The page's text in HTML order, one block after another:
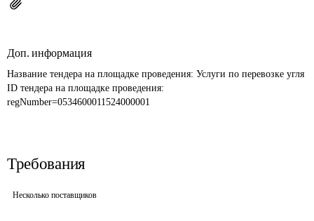
Доп. информация
Название тендера на площадке проведения: Услуги по перевозке угля
ID тендера на площадке проведения:
regNumber=0534600011524000001
Требования
Несколько поставщиков